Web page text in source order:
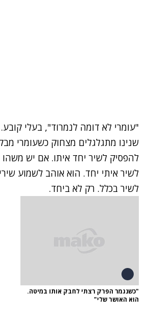
"עומרי לא דומה לנמרוד", בעלי
שנינו מתגלגלים מצחוק כשעומרי
להפסיק לשיר יחד איתו. אם יש
לשיר איתי יחד. הוא אוהב לשמוע
לשיר בכלל. רק לא ביחד.
"כשנגמר הפרק רצתי לחבק אותו במיטה.
הוא האושר שלי"